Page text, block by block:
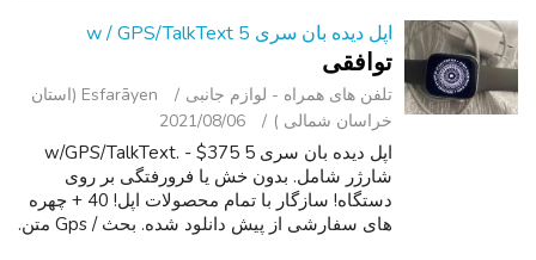
اپل دیده بان سری 5 w / GPS/TalkText
توافقی
تلفن ‌های همراه - لوازم جانبی
Esfarāyen (استان
خراسان شمالی )
2021/08/06
اپل دیده بان سری 5 w/GPS/TalkText. - $375
شارژر شامل. بدون خش یا فرورفتگی بر روی
دستگاه! سازگار با تمام محصولات اپل! 40 + چهره
های سفارشی از پیش دانلود شده. بحث / Gps متن.